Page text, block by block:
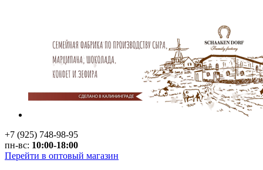
+7 (925) 748-98-95
пн-вс: 10:00-18:00
Перейти в оптовый магазин